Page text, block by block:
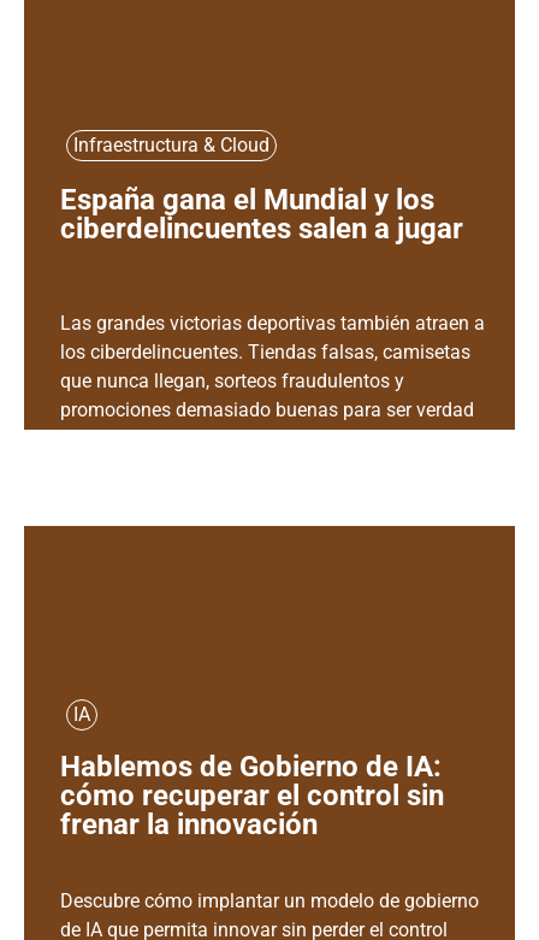
Infraestructura & Cloud
España gana el Mundial y los
ciberdelincuentes salen a jugar
Las grandes victorias deportivas también atraen a
los ciberdelincuentes. Tiendas falsas, camisetas
que nunca llegan, sorteos fraudulentos y
promociones demasiado buenas para ser verdad
IA
Hablemos de Gobierno de IA:
cómo recuperar el control sin
frenar la innovación
Descubre cómo implantar un modelo de gobierno
de IA que permita innovar sin perder el control